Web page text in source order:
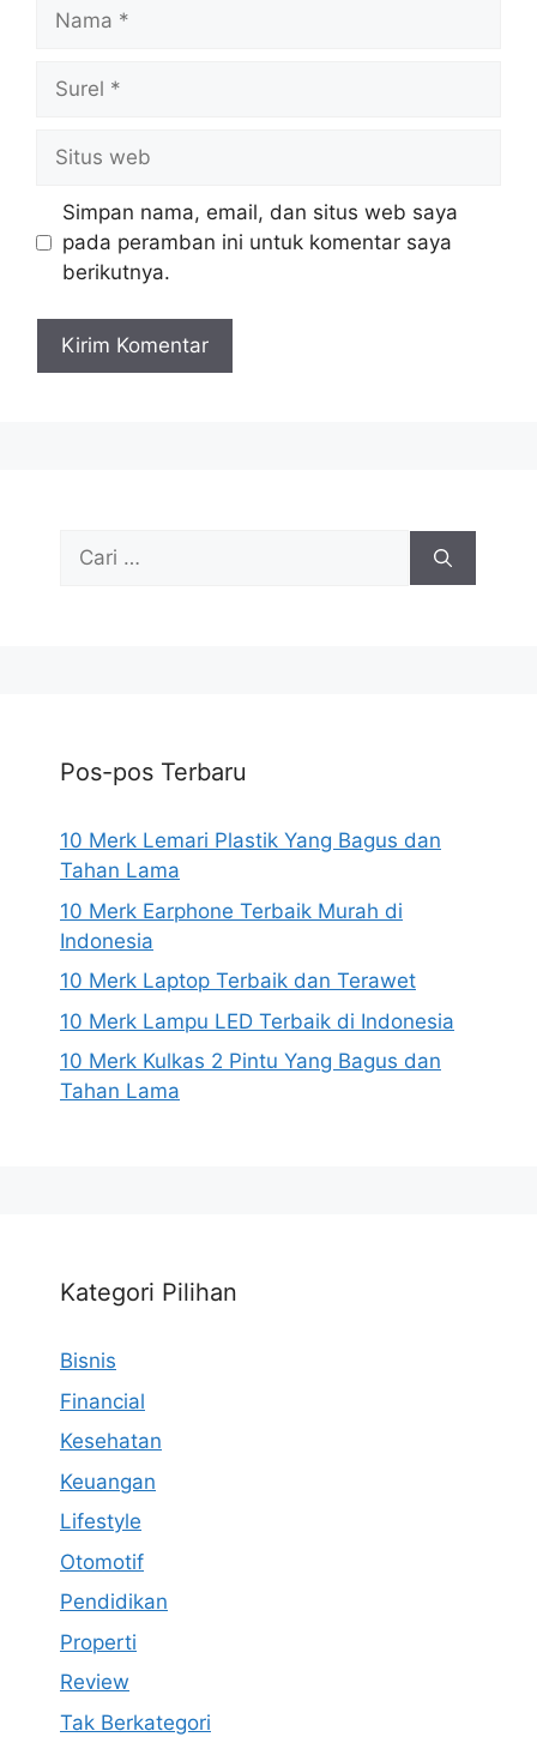
web
Simpan nama, email, dan situs web saya
pada peramban ini untuk komentar saya
berikutnya.
Cari
Pos-pos Terbaru
10 Merk Lemari Plastik Yang Bagus dan
Tahan Lama
10 Merk Earphone Terbaik Murah di
Indonesia
10 Merk Laptop Terbaik dan Terawet
10 Merk Lampu LED Terbaik di Indonesia
10 Merk Kulkas 2 Pintu Yang Bagus dan
Tahan Lama
Kategori Pilihan
Bisnis
Financial
Kesehatan
Keuangan
Lifestyle
Otomotif
Pendidikan
Properti
Review
Tak Berkategori